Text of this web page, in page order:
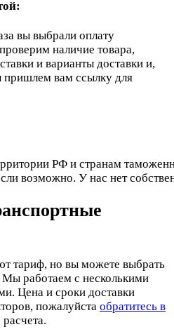
вы выбрали оплату
наличие товара,
и варианты доставки и,
пришлем вам ссылку для
РФ и странам
возможно. У нас нет
тариф, но вы можете выбрать
Мы работаем с несколькими
Цена и сроки доставки
пожалуйста обратитесь в